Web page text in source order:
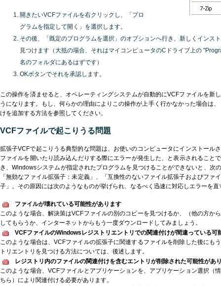
開きたいVCFファイルを右クリックし、「プロ
グラムを指定して開く」を選択します。
その後、「既定のプログラムを選択」のオプションへ行き、新しくインス
見つけます（大抵の場合、それはマイコンピュータのCドライブ上の
名のフォルダにあるはずです）
OKボタンでそれを承認します。
この操作を済ませると、オペレーティングシステムが自動的にVCFファイルを新
うになります。もし、何らかの理由によりこの操作が上手く行かなかった場合は、
けを追加する方法を参照してください。
VCFファイルで起こりうる問題
拡張子VCFで起こりうる典型的な問題は、お使いのコンピュータにインストール
ファイルを開いたり読み込んだりする際にエラーが発生した、と表示されること
き、Windowsシステムが指定されたプログラムを見つけることができないと、次
「無効なファイル拡張子：未定義」、「互換性のないファイル拡張子およびファ
子」。その原因には次のようなものが挙げられ、なるべく迅速に対応しエラーを
ファイルが壊れている可能性があります
このような場合、解決策はVCFファイルの別のコピーを見つけるか、（他の方か
してもらうか、インターネットからもう一度ダウンロードしてみましょう。
VCFファイルのWindowsレジストリエントリでの関連付けが間違っている可
このような場合は、VCFファイルの拡張子に関連するファイルを削除した後にも
トリエントリを見つける方法については、後述します。
レジストリ内のファイルの関連付けを含むエントリが削除された可能性があ
このような場合、VCFファイルとアプリケーションを、アプリケーション選択（
ちら）により関連付ける必要があります。